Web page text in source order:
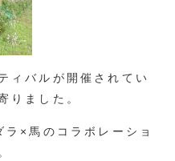
ィバルが開催されてい
りました。
×馬のコラボレーショ